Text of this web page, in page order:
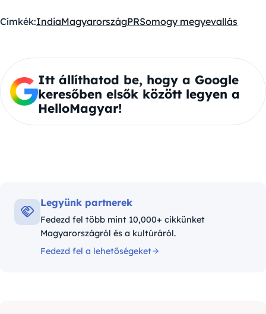
Címkék:IndiaMagyarországPRSomogy megyevallás
Itt állíthatod be, hogy a Google
keresőben elsők között legyen a
HelloMagyar!
Legyünk partnerek
Fedezd fel több mint 10,000+ cikkünket
Magyarországról és a kultúráról.
Fedezd fel a lehetőségeket